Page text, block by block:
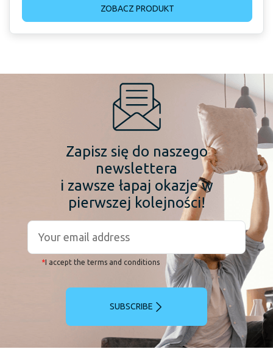
ZOBACZ PRODUKT
Zapisz się do naszego
newslettera
i zawsze łapaj okazje w
pierwszej kolejności!
*I accept the terms and conditions
SUBSCRIBE